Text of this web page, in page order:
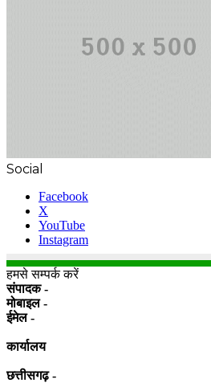
Social
Facebook
X
YouTube
Instagram
हमसे सम्पर्क करें
संपादक -
मोबाइल -
ईमेल -
कार्यालय
छत्तीसगढ़ -